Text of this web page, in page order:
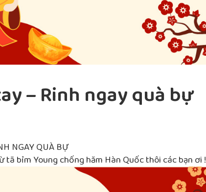
– Rinh ngay quà bự
NGAY QUÀ BỰ
tã bỉm Young chống hăm Hàn Quốc thôi các bạn ơi !